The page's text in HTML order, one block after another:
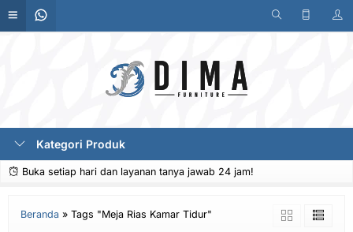
Kategori Produk
Buka setiap hari dan layanan tanya jawab 24 jam!
Beranda » Tags "Meja Rias Kamar Tidur"